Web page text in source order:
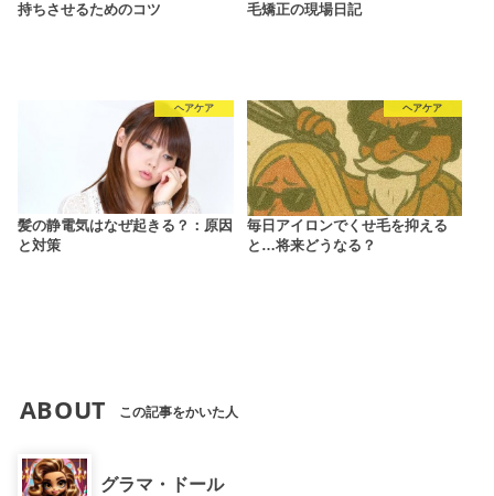
持ちさせるためのコツ
毛矯正の現場日記
ヘアケア
髪の静電気はなぜ起きる？：原因
と対策
ヘアケア
毎日アイロンでくせ毛を抑える
と…将来どうなる？
ABOUT この記事をかいた人
グラマ・ドール